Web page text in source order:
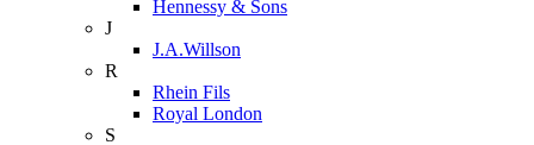
Hennessy & Sons
J
J.A.Willson
R
Rhein Fils
Royal London
S